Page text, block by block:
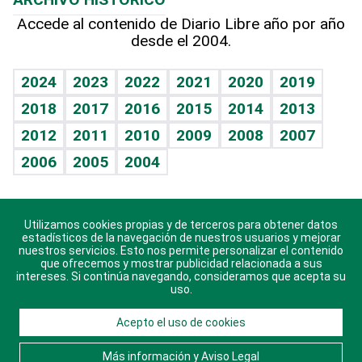
Hablando con el pediatra
Vida y familia
Eñe
Celebrando la vida
Sin complejos
En pocas palabras
Escuchando al corazón
Economía Personal
TBT Deportivo
Más firmas
Hecho en casa
Guía del dinero
Cumpleaños
Horóscopos
Crucigramas
Accede al contenido de Diario Libre año por año
desde el 2004.
2024 2023 2022 2021 2020
2019
2018
2017 2016 2015 2014
2013
2012
2011 2010 2009 2008
2007
2006
2005 2004
Descarga nuestras aplicaciones para Android, iOS y
sistema Huawei.
© 2021 Diario Libre, todos los derechos reservados.
Consulta elAviso Legal. Ponte en Contacto
Utilizamos cookies propias y de terceros para obtener datos
estadísticos de la navegación de nuestros usuarios y mejorar
nuestros servicios. Esto nos permite personalizar el contenido
que ofrecemos y mostrar publicidad relacionada a sus
intereses. Si continúa navegando, consideramos que acepta su
uso.
Acepto el uso de cookies
Más información y Aviso Legal